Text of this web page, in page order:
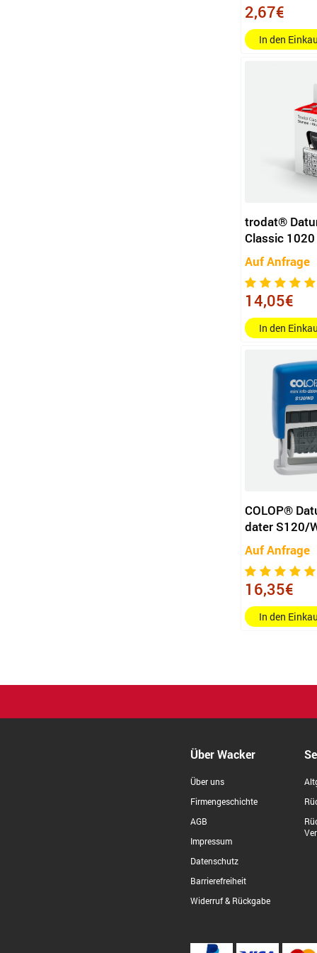
2,67€
In den
trodat®
Classic
Auf Anfrage
14,05€
In den
COLOP®
dater S120/
Auf Anfrage
16,35€
In den
Über Wacker
Über uns
Firmengeschichte
AGB
Impressum
Datenschutz
Barrierefreiheit
Widerruf & Rückgabe